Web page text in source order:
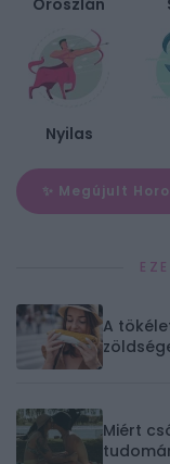
Oroszlán
Nyilas
✨ Megújult
A
Miért